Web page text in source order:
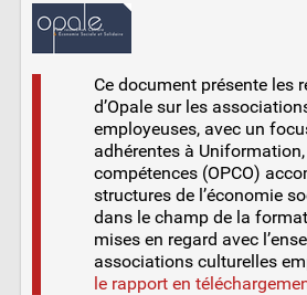
Ce document présente les
d’Opale sur les
employeuses, avec un
adhérentes à
compétences (OPCO)
structures de l’économie
dans le champ de la
mises en regard avec
associations culturelles
le rapport en